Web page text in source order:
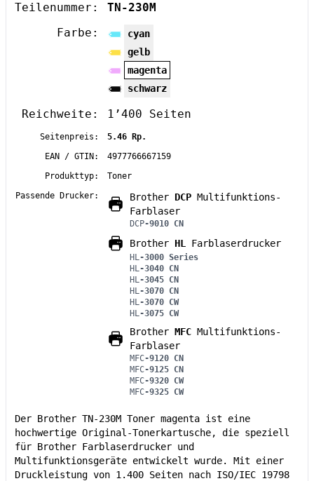
Teilenummer:
TN-230M
Farbe:
cyan
gelb
magenta
schwarz
Reichweite: 1’400 Seiten
Seitenpreis:
5.46 Rp.
EAN / GTIN:
4977766667159
Produkttyp:
Toner
Passende Drucker:
Brother DCP Multifunktions-
Farblaser
DCP-9010 CN
Brother HL Farblaserdrucker
HL -3000 Series
HL -3040 CN
HL -3045 CN
HL -3070 CN
HL -3070 CW
HL -3075 CW
Brother MFC Multifunktions-
Farblaser
MFC-9120 CN
MFC-9125 CN
MFC-9320 CW
MFC-9325 CW
Der Brother TN-230M Toner magenta ist eine
hochwertige Original-Tonerkartusche, die speziell
für Brother Farblaserdrucker und
Multifunktionsgeräte entwickelt wurde. Mit einer
Druckleistung von 1.400 Seiten nach ISO/IEC 19798